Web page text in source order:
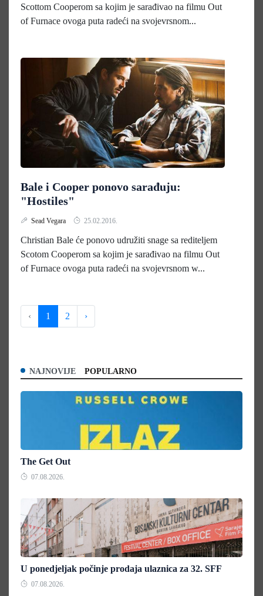
Scottom Cooperom sa kojim je sarađivao na filmu Out
of Furnace ovoga puta radeći na svojevrsnom...
Bale i Cooper ponovo sarađuju:
"Hostiles"
Sead Vegara 25.02.2016.
Christian Bale će ponovo udružiti snage sa rediteljem
Scotom Cooperom sa kojim je sarađivao na filmu Out
of Furnace ovoga puta radeći na svojevrsnom w...
‹ 1 2 ›
NAJNOVIJE POPULARNO
The Get Out
07.08.2026.
U ponedjeljak počinje prodaja ulaznica za 32. SFF
07.08.2026.